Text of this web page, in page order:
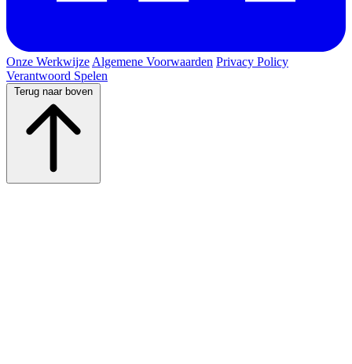
Onze Werkwijze Algemene Voorwaarden Privacy Policy
Verantwoord Spelen
Terug naar boven